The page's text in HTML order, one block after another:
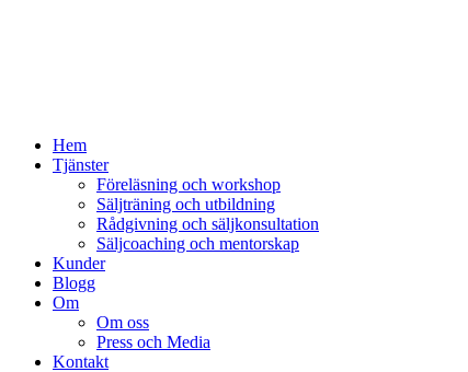
Hem
Tjänster
Föreläsning och workshop
Säljträning och utbildning
Rådgivning och säljkonsultation
Säljcoaching och mentorskap
Kunder
Blogg
Om
Om oss
Press och Media
Kontakt